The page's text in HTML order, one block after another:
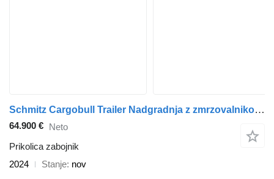
Schmitz Cargobull Trailer Nadgradnja z zmrzovalnikom Standardni
64.900 € Neto
Prikolica zabojnik
2024
Stanje nov